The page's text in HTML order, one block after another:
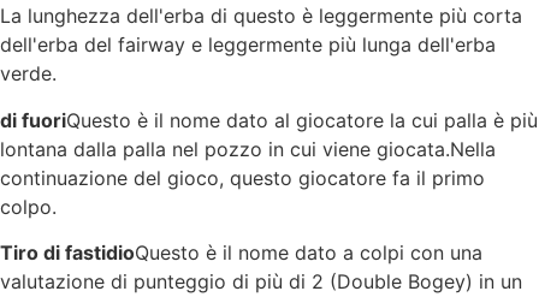
La lunghezza dell'erba di questo è leggermente più corta
dell'erba del fairway e leggermente più lunga dell'erba
verde.
di fuoriQuesto è il nome dato al giocatore la cui palla è più
lontana dalla palla nel pozzo in cui viene giocata.Nella
continuazione del gioco, questo giocatore fa il primo
colpo.
Tiro di fastidioQuesto è il nome dato a colpi con una
valutazione di punteggio di più di 2 (Double Bogey) in un